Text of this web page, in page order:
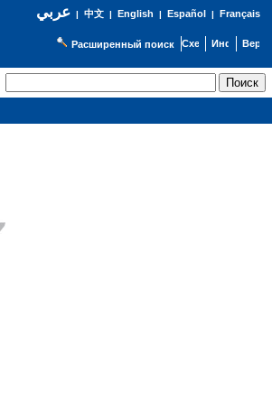
عربي| 中文| English | Español | Français
Расширенный поиск